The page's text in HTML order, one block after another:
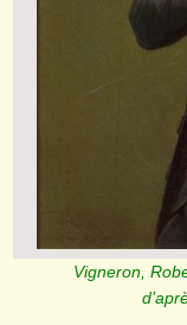
Vigneron,